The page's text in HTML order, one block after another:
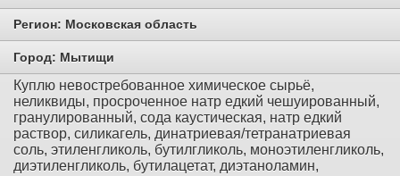
Регион: Московская область
Город: Мытищи
Куплю невостребованное химическое сырьё,
неликвиды, просроченное натр едкий чешуированный,
гранулированный, сода каустическая, натр едкий
раствор, силикагель, динатриевая/тетранатриевая
соль, этиленгликоль, бутилгликоль, моноэтиленгликоль,
диэтиленгликоль, бутилацетат, диэтаноламин,